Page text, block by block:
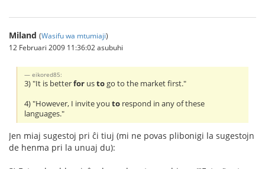
Miland (Wasifu wa mtumiaji)
12 Februari 2009 11:36:02 asubuhi
eikored85:
3) "It is betterfor ustogo to the market first."
4) "However, I invite youto respond in any of these
languages."
Jen miaj sugestoj pri ĉi tiuj (mi ne povas plibonigi la sugestojn
de henma pri la unuaj du):